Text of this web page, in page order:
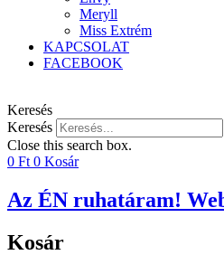
Meryll
Miss Extrém
KAPCSOLAT
FACEBOOK
Keresés
Keresés
Close this search box.
0 Ft 0 Kosár
Az ÉN ruhatáram!
Kosár